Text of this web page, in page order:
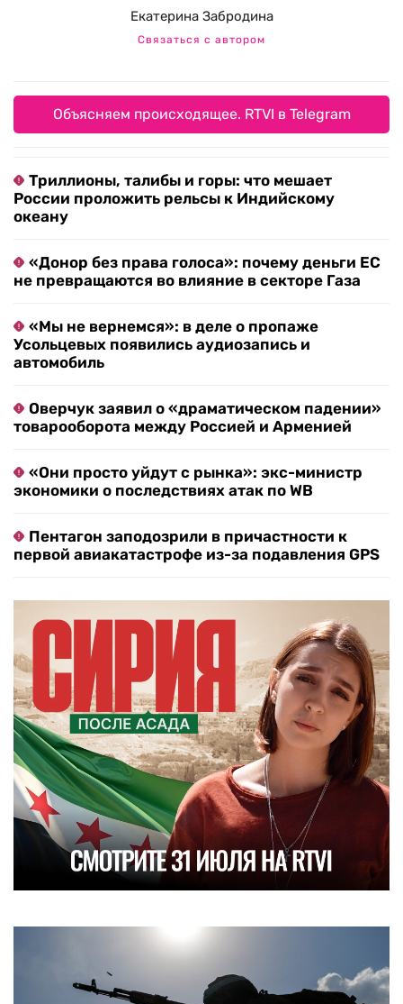
Екатерина Забродина
Связаться с автором
Объясняем происходящее. RTVI в Telegram
Триллионы, талибы и горы: что мешает
России проложить рельсы к Индийскому
океану
«Донор без права голоса»: почему деньги ЕС
не превращаются во влияние в секторе Газа
«Мы не вернемся»: в деле о пропаже
Усольцевых появились аудиозапись и
автомобиль
Оверчук заявил о «драматическом падении»
товарооборота между Россией и Арменией
«Они просто уйдут с рынка»: экс-министр
экономики о последствиях атак по WB
Пентагон заподозрили в причастности к
первой авиакатастрофе из-за подавления GPS